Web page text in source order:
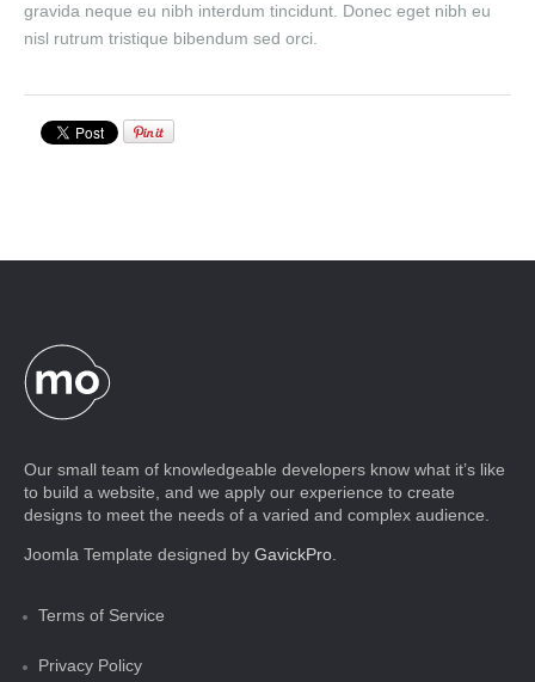
gravida neque eu nibh interdum tincidunt. Donec eget nibh eu
nisl rutrum tristique bibendum sed orci.
Our small team of knowledgeable developers know what it’s like
to build a website, and we apply our experience to create
designs to meet the needs of a varied and complex audience.
Joomla Template designed by GavickPro
Terms of Service
Privacy Policy